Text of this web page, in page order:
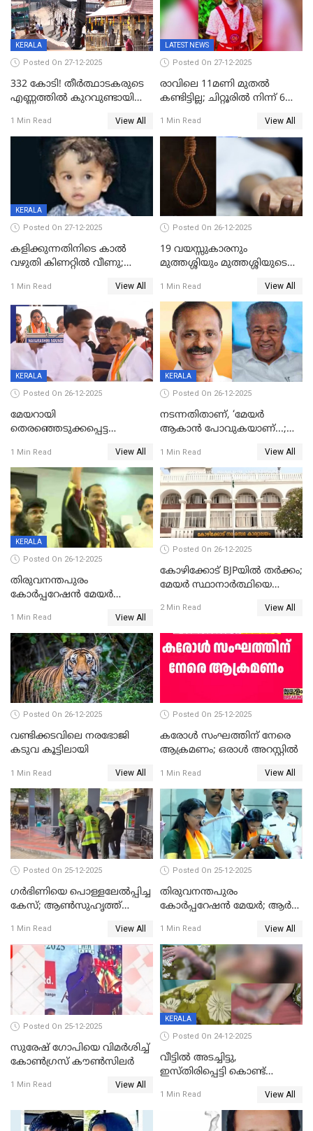
KERALA
Posted On 27-12-2025
332 കോടി! തീർത്ഥാടകരുടെ
എണ്ണത്തിൽ കുറവുണ്ടായിട്ടും
കുതിച്ചുയരുന്നു
1 Min Read View All
LATEST NEWS
Posted On 27-12-2025
രാവിലെ 11മണി മുതൽ
കണ്ടിട്ടില്ല; ചിറ്റൂരിൽ നിന്ന് 6
1 Min Read View All
KERALA
Posted On 27-12-2025
കളിക്കുന്നതിനിടെ കാൽ
വഴുതി കിണറ്റിൽ വീണു;
ദാരുണാന്ത്യം
1 Min Read View All
Posted On 26-12-2025
19 വയസ്സുകാരനും
മുത്തശ്ശിയും മുത്തശ്ശിയുടെ
മരിച്ചനിലയിൽ
1 Min Read View All
KERALA
Posted On 26-12-2025
മേയറായി
തെരഞ്ഞെടുക്കപ്പെട്ട
ആദ്യ വോട്ട് അസാധു; കണ്ണൂർ
ഡെപ്യൂട്ടി മേയർ സ്ഥാനത്ത്
താഹിറിന് വിജയം
1 Min Read View All
KERALA
Posted On 26-12-2025
നടന്നതിതാണ്, ‘മേയർ
ആകാൻ പോവുകയാണ്...;
മുഖ്യമന്ത്രിയുടെ ഓഫീസ്
തന്നെ വിശദീകരിയ്ക്കുന്നു;
സത്യമിതാണ്
1 Min Read View All
KERALA
Posted On 26-12-2025
തിരുവനന്തപുരം
കോര്‍പ്പറേഷന്‍ മേയര്‍
ഹൈക്കോടതിയിലേക്ക്;
സത്യപ്രതിജ്ഞ ചടങ്ങില്‍
ചട്ടലംഘനമെന്ന് പാർട്ടി
1 Min Read View All
Posted On 26-12-2025
കോഴിക്കോട് BJPയിൽ തർക്കം;
മേയർ സ്ഥാനാർത്ഥിയെ
2 Min Read View All
Posted On 26-12-2025
വണ്ടിക്കടവിലെ നരഭോജി
കടുവ കൂട്ടിലായി
1 Min Read View All
Posted On 25-12-2025
കരോള്‍ സംഘത്തിന് നേരെ
ആക്രമണം; ഒരാള്‍ അറസ്റ്റില്‍
1 Min Read View All
Posted On 25-12-2025
ഗര്‍ഭിണിയെ പൊള്ളലേല്‍പ്പിച്ച
കേസ്; ആണ്‍സുഹൃത്ത്
1 Min Read View All
Posted On 25-12-2025
തിരുവനന്തപുരം
കോര്‍പ്പറേഷന്‍ മേയർ; ആര്‍
1 Min Read View All
Posted On 25-12-2025
സുരേഷ് ഗോപിയെ വിമര്‍ശിച്ച്
കോണ്‍ഗ്രസ് കൗണ്‍സിലര്‍
1 Min Read View All
KERALA
Posted On 24-12-2025
വീട്ടിൽ അടച്ചിട്ടു,
ഇസ്തിരിപ്പെട്ടി കൊണ്ട്
ഗർഭിണിയായ യുവതിക്ക് ക്രൂര
1 Min Read View All